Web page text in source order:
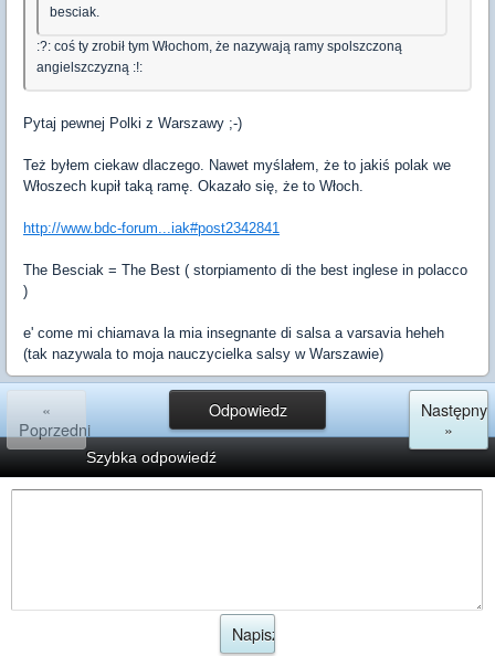
besciak.
:?: coś ty zrobił tym Włochom, że nazywają ramy spolszczoną
angielszczyzną :!:
Pytaj pewnej Polki z Warszawy ;-)
Też byłem ciekaw dlaczego. Nawet myślałem, że to jakiś polak we
Włoszech kupił taką ramę. Okazało się, że to Włoch.
http://www.bdc-forum...iak#post2342841
The Besciak = The Best ( storpiamento di the best inglese in polacco
)
e' come mi chiamava la mia insegnante di salsa a varsavia heheh
(tak nazywala to moja nauczycielka salsy w Warszawie)
Odpowiedz
«
Poprzedni
Następny
»
Szybka odpowiedź